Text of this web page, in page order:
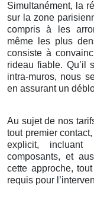
Simultanément, la
sur la zone
compris à les
même les plus
consiste à
rideau fiable. Qu’il
intra-muros, nous
en assurant un
Au sujet de nos
tout premier
explicit,
composants, et
cette approche,
requis pour